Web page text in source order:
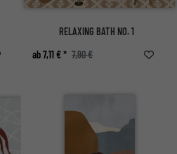
RELAXING BATH NO. 1
ab 7,11 € * 7,90 €